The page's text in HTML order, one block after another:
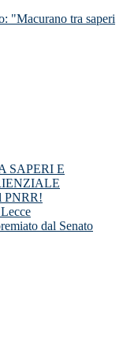
"Macurano tra saperi
SAPERI E
PNRR!
dal Senato